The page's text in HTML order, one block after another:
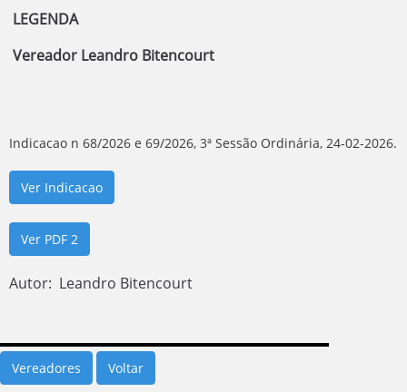
LEGENDA
Vereador Leandro Bitencourt
Indicacao n 68/2026 e 69/2026, 3ª Sessão Ordinária, 24-02-2026.
Ver Indicacao
Ver PDF 2
Autor: Leandro Bitencourt
Vereadores